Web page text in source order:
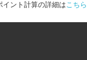
ント計算の詳細はこちら